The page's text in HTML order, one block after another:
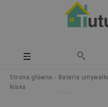
Strona główna
Bateria
Niska